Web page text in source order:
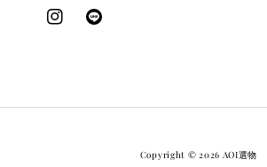
Copyright © 2026 AOI選物